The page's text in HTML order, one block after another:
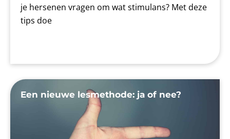
je hersenen vragen om wat stimulans? Met deze
tips doe
Een nieuwe lesmethode: ja of nee?